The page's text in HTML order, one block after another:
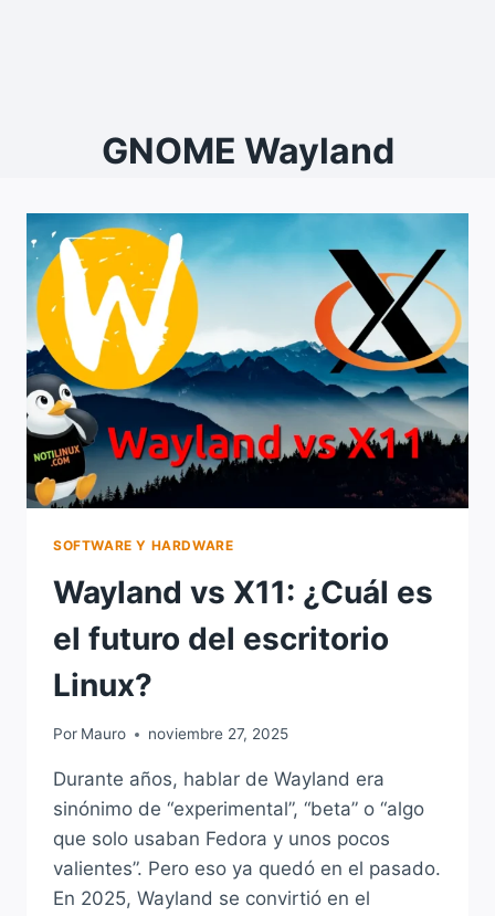
GNOME Wayland
SOFTWARE Y HARDWARE
Wayland vs X11: ¿Cuál es
el futuro del escritorio
Linux?
Por Mauro noviembre 27, 2025
Durante años, hablar de Wayland era
sinónimo de “experimental”, “beta” o “algo
que solo usaban Fedora y unos pocos
valientes”. Pero eso ya quedó en el pasado.
En 2025, Wayland se convirtió en el